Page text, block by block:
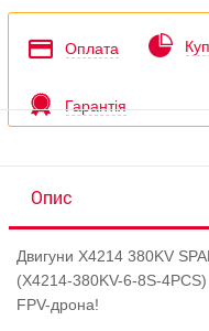
Оплата
Гарантія
Опис
Двигуни X4214 380KV
(X4214-380KV-6-8S-
FPV-дрона!